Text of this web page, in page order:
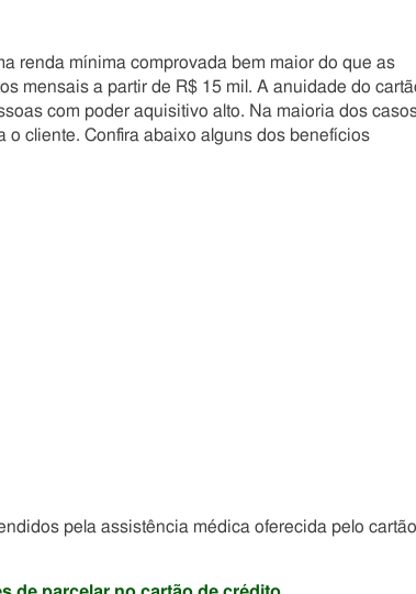
renda mínima comprovada bem maior do que as
mensais a partir de R$ 15 mil. A anuidade do
com poder aquisitivo alto. Na maioria dos
o cliente. Confira abaixo alguns dos benefícios
pela assistência médica oferecida pelo cartão